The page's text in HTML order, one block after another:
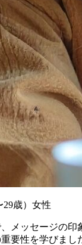
29歳）女性
メッセージの
要性を学びまし